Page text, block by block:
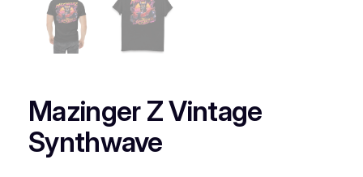
Mazinger Z Vintage
Synthwave